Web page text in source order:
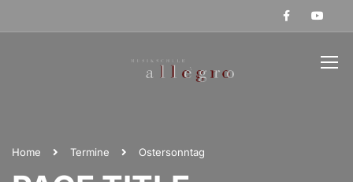
Home Termine Ostersonntag